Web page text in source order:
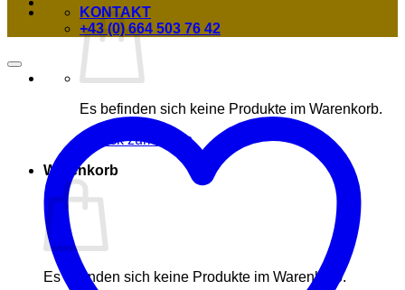
Es befinden sich keine Produkte im Warenkorb.
Zurück zum Shop
Warenkorb
Es befinden sich keine Produkte im Warenkorb.
KONTAKT
+43 (0) 664 503 76 42